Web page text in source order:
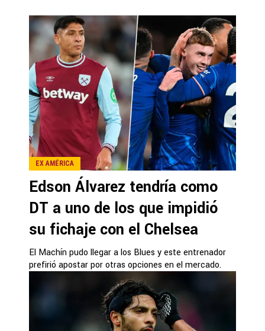
EX AMÉRICA
Edson Álvarez tendría como
DT a uno de los que impidió
su fichaje con el Chelsea
El Machín pudo llegar a los Blues y este entrenador
prefirió apostar por otras opciones en el mercado.